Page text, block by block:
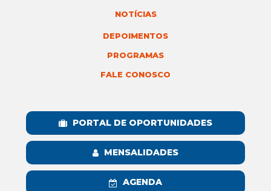
NOTÍCIAS
DEPOIMENTOS
PROGRAMAS
FALE CONOSCO
PORTAL DE OPORTUNIDADES
MENSALIDADES
AGENDA